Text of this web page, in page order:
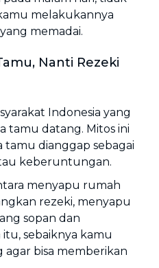
melakukannya
memadai.
Nanti Rezeki
Indonesia yang
tamu datang. Mitos ini
tamu dianggap sebagai
keberuntungan.
menyapu rumah
rezeki, menyapu
sopan dan
sebaiknya kamu
bisa memberikan